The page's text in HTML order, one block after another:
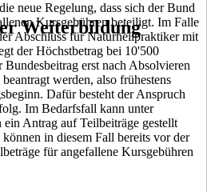
neue Regelung, dass sich der Bund
Kursgebühren beteiligt. Im Falle
Abschluss für Naturheilpraktiker mit
der Höchstbetrag bei 10'500
erst nach Absolvieren
werden, also frühestens
Dafür besteht der Anspruch
Im Bedarfsfall kann unter
ein Antrag auf Teilbeiträge gestellt
in diesem Fall bereits vor der
für angefallene Kursgebühren
Weiterbildung